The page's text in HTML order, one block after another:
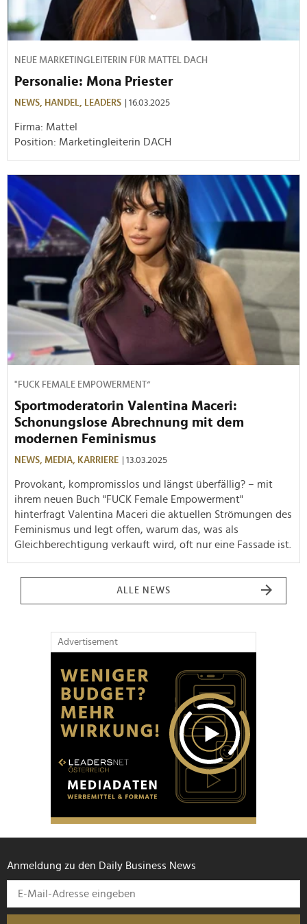
NEUE MARKETINGLEITERIN FÜR MATTEL DACH
Personalie: Mona Priester
NEWS, HANDEL, LEADERS | 16.03.2025
Firma: Mattel
Position: Marketingleiterin DACH
"FUCK FEMALE EMPOWERMENT“
Sportmoderatorin Valentina Maceri:
Schonungslose Abrechnung mit dem
modernen Feminismus
NEWS, MEDIA, KARRIERE | 13.03.2025
Provokant, kompromisslos und längst überfällig? – mit
ihrem neuen Buch "FUCK Female Empowerment"
hinterfragt Valentina Maceri die aktuellen Strömungen des
Feminismus und legt offen, warum das, was als
Gleichberechtigung verkauft wird, oft nur eine Fassade ist.
ALLE NEWS
Advertisement
Anmeldung zu den Daily Business News